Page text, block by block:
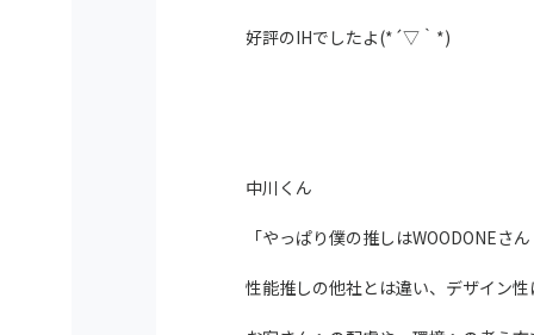
好評のIHでしたよ(*´▽｀*)
中川くん
「やっぱり僕の推しはWOODONEさ
性能推しの他社とは違い、デザイン